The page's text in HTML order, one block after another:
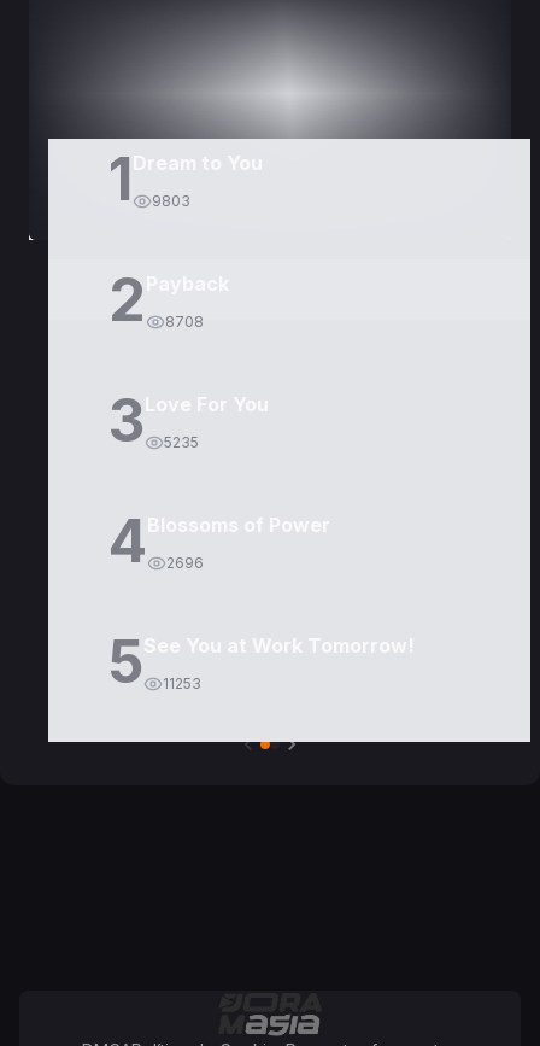
1 9803
2 8708
3Love For You
5235
4Blossoms of Power
2696
5See You at Work Tomorrow!
11253